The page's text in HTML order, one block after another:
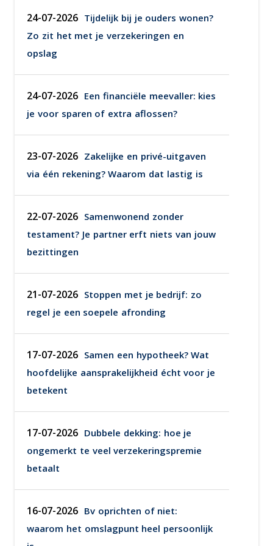
24-07-2026 Tijdelijk bij je ouders wonen?
Zo zit het met je verzekeringen en
opslag
24-07-2026 Een financiële meevaller: kies
je voor sparen of extra aflossen?
23-07-2026 Zakelijke en privé-uitgaven
via één rekening? Waarom dat lastig is
22-07-2026 Samenwonend zonder
testament? Je partner erft niets van jouw
bezittingen
21-07-2026 Stoppen met je bedrijf: zo
regel je een soepele afronding
17-07-2026 Samen een hypotheek? Wat
hoofdelijke aansprakelijkheid écht voor je
betekent
17-07-2026 Dubbele dekking: hoe je
ongemerkt te veel verzekeringspremie
betaalt
16-07-2026 Bv oprichten of niet:
waarom het omslagpunt heel persoonlijk